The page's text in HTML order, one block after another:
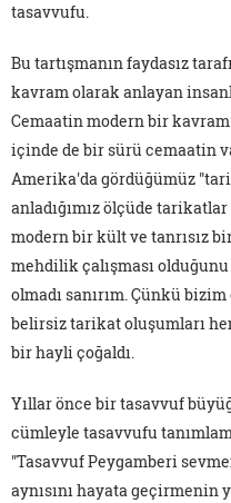
tasavvufu.
Bu tartışmanın faydasız
kavram olarak anlayan
Cemaatin modern bir
içinde de bir sürü cemaatin
Amerika'da gördüğümüz
anladığımız ölçüde tarikatlar
modern bir kült ve tanrısız
mehdilik çalışması
olmadı sanırım. Çünkü
belirsiz tarikat oluşumları
bir hayli çoğaldı.
Yıllar önce bir tasavvuf
cümleyle tasavvufu
"Tasavvuf Peygamberi
aynısını hayata geçirmenin